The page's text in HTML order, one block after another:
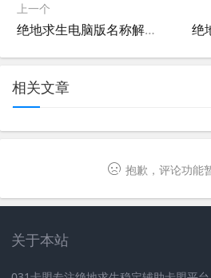
上一个
绝地求生电脑版名称解析-绝地求生电脑版叫什么名字及玩法介绍
相关文章
抱歉，评论功能
关于本站